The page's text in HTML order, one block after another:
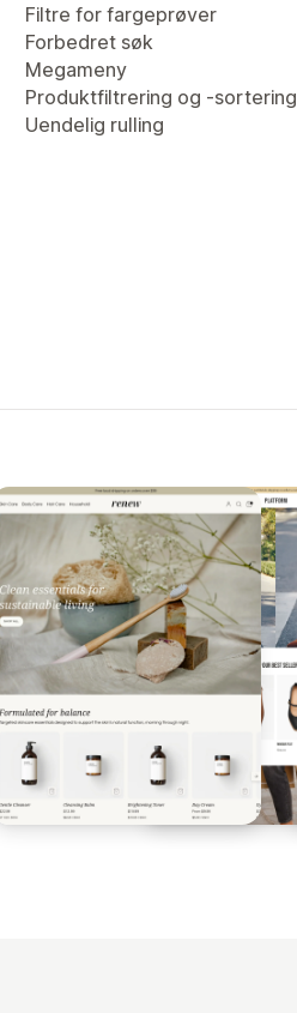
Filtre for fargeprøver
Forbedret søk
Megameny
Produktfiltrering og -sortering
Uendelig rulling